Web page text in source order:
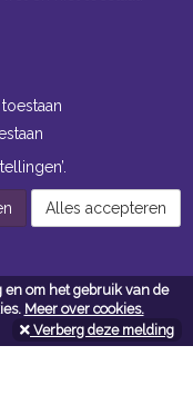
om het gebruik van de
Meer over cookies.
Verberg deze melding
Alles accepteren